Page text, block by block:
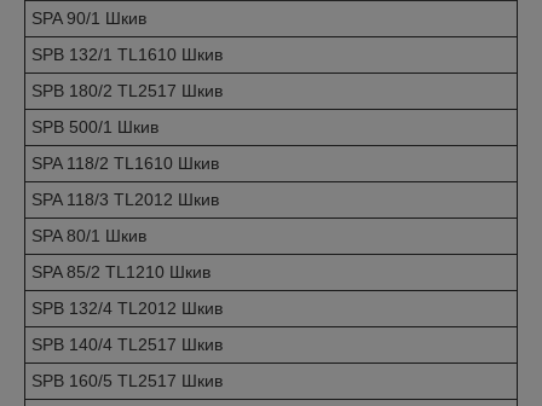
SPA 90/1 Шкив
SPB 132/1 TL1610 Шкив
SPB 180/2 TL2517 Шкив
SPB 500/1 Шкив
SPA 118/2 TL1610 Шкив
SPA 118/3 TL2012 Шкив
SPA 80/1 Шкив
SPA 85/2 TL1210 Шкив
SPB 132/4 TL2012 Шкив
SPB 140/4 TL2517 Шкив
SPB 160/5 TL2517 Шкив